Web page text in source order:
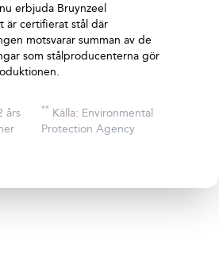
erbjuda Bruynzeel
är certifierat stål där
motsvarar summan av de
som stålproducenterna gör
års
** Källa: Environmental
Protection Agency